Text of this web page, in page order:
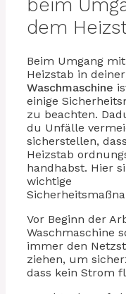
beim
dem
Beim Umgang
Heizstab in deiner
Waschmaschine
einige
zu beachten.
du Unfälle
sicherstellen,
Heizstab
handhabst. Hier
wichtige
Vor Beginn der
Waschmaschine
immer den
ziehen, um
dass kein Strom